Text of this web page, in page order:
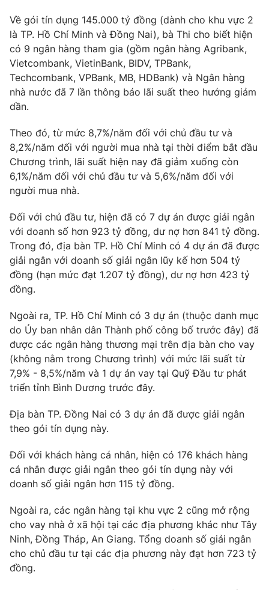
Liên hệ tòa soạn English
THỜI BÁO VTV
Theo dõi báo trên
Cơ quan báo chí:Thời báo VTV
Giấy phép hoạt động báo in và báo điện tử số 483/GP-BTTTT
cấp ngày 29/12/2023
Tổng Biên tập: Vũ Thanh Thủy
Phó Tổng Biên tập: Nguyễn Thị Mỹ Hạnh, Phạm Quốc Thắng,
Nguyễn Trọng Ninh
Tổng đài VTV: 024.38 355 931 - 024.38 355 932
Ðiện thoại Thời báo VTV:024.66 897 897
Email: toasoan@vtv.vn
Liên hệ quảng cáo:024-7300.7108
® Cấm sao chép dưới mọi hình thức nếu không có sự chấp
thuận bằng văn bản. Ghi rõ nguồn VTV.vn khi phát hành lại
thông tin từ website này.
Về gói tín dụng 145.000 tỷ đồng (dành cho khu vực 2
là TP. Hồ Chí Minh và Đồng Nai), bà Thi cho biết hiện
có 9 ngân hàng tham gia (gồm ngân hàng Agribank,
Vietcombank, VietinBank, BIDV, TPBank,
Techcombank, VPBank, MB, HDBank) và Ngân hàng
nhà nước đã 7 lần thông báo lãi suất theo hướng giảm
dần.
Theo đó, từ mức 8,7%/năm đối với chủ đầu tư và
8,2%/năm đối với người mua nhà tại thời điểm bắt đầu
Chương trình, lãi suất hiện nay đã giảm xuống còn
6,1%/năm đối với chủ đầu tư và 5,6%/năm đối với
người mua nhà.
Đối với chủ đầu tư, hiện đã có 7 dự án được giải ngân
với doanh số hơn 923 tỷ đồng, dư nợ hơn 841 tỷ đồng.
Trong đó, địa bàn TP. Hồ Chí Minh có 4 dự án đã được
giải ngân với doanh số giải ngân lũy kế hơn 504 tỷ
đồng (hạn mức đạt 1.207 tỷ đồng), dư nợ hơn 423 tỷ
đồng.
Ngoài ra, TP. Hồ Chí Minh có 3 dự án (thuộc danh mục
do Ủy ban nhân dân Thành phố công bố trước đây) đã
được các ngân hàng thương mại trên địa bàn cho vay
(không nằm trong Chương trình) với mức lãi suất từ
7,9% - 8,5%/năm và 1 dự án vay tại Quỹ Đầu tư phát
triển tỉnh Bình Dương trước đây.
Địa bàn TP. Đồng Nai có 3 dự án đã được giải ngân
theo gói tín dụng này.
Đối với khách hàng cá nhân, hiện có 176 khách hàng
cá nhân được giải ngân theo gói tín dụng này với
doanh số giải ngân hơn 115 tỷ đồng.
Ngoài ra, các ngân hàng tại khu vực 2 cũng mở rộng
cho vay nhà ở xã hội tại các địa phương khác như Tây
Ninh, Đồng Tháp, An Giang. Tổng doanh số giải ngân
cho chủ đầu tư tại các địa phương này đạt hơn 723 tỷ
đồng.